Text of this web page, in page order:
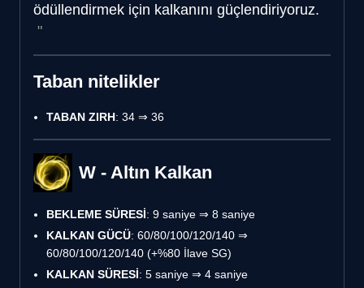
ödüllendirmek için kalkanını güçlendiriyoruz.
Taban nitelikler
TABAN ZIRH: 34 ⇒ 36
W - Altın Kalkan
BEKLEME SÜRESİ: 9 saniye ⇒ 8 saniye
KALKAN GÜCÜ: 60/80/100/120/140 ⇒
60/80/100/120/140 (+%80 İlave SG)
KALKAN SÜRESİ: 5 saniye ⇒ 4 saniye